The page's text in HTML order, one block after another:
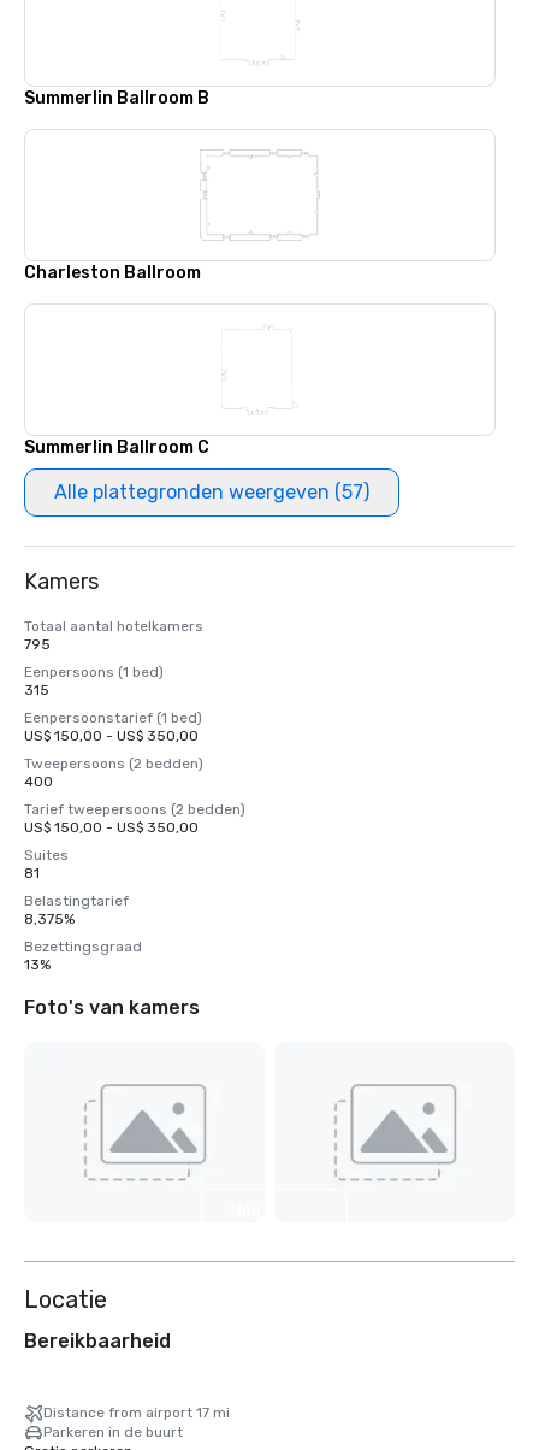
Summerlin Ballroom B
Charleston Ballroom
Summerlin Ballroom C
Alle plattegronden weergeven (57)
Kamers
Totaal aantal hotelkamers
795
Eenpersoons (1 bed)
315
Eenpersoonstarief (1 bed)
US$ 150,00 - US$ 350,00
Tweepersoons (2 bedden)
400
Tarief tweepersoons (2 bedden)
US$ 150,00 - US$ 350,00
Suites
81
Belastingtarief
8,375%
Bezettingsgraad
13%
Foto's van kamers
Locatie
Bereikbaarheid
Distance from airport 17 mi
Parkeren in de buurt